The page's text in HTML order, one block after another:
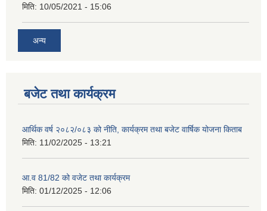
मिति: 10/05/2021 - 15:06
अन्य
बजेट तथा कार्यक्रम
आर्थिक वर्ष २०८२/०८३ को नीति, कार्यक्रम तथा बजेट वार्षिक योजना किताब
मिति: 11/02/2025 - 13:21
आ.व 81/82 को वजेट तथा कार्यक्रम
मिति: 01/12/2025 - 12:06